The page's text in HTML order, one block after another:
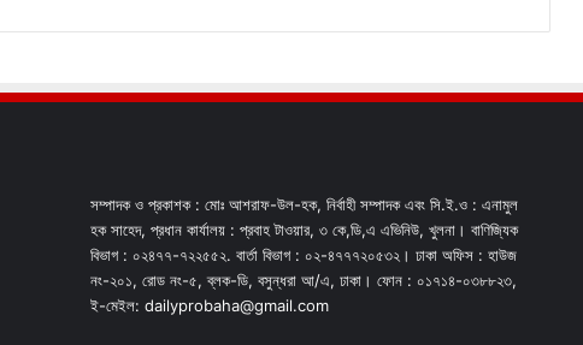
সম্পাদক ও প্রকাশক : মোঃ আশরাফ-উল-হক, নির্বাহী সম্পাদক এবং সি.ই.ও : এনামুল
হক সাহেদ, প্রধান কার্যালয় : প্রবাহ টাওয়ার, ৩ কে,ডি,এ এভিনিউ, খুলনা। বাণিজ্যিক
বিভাগ : ০২৪৭৭-৭২২৫৫২. বার্তা বিভাগ : ০২-৪৭৭৭২০৫৩২। ঢাকা অফিস : হাউজ
নং-২০১, রোড নং-৫, ব্লক-ডি, বসুন্ধরা আ/এ, ঢাকা। ফোন : ০১৭১৪-০৩৮৮২৩,
ই-মেইল: dailyprobaha@gmail.com